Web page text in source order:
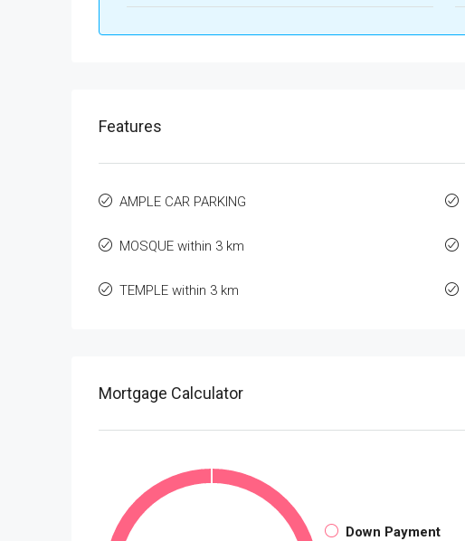
Features
AMPLE CAR PARKING
MOSQUE within 3 km
TEMPLE within 3 km
Mortgage Calculator
Down Payment